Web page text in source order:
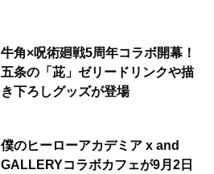
牛角×呪術廻戦5周年コラボ開幕！
五条の「茈」ゼリードリンクや描
き下ろしグッズが登場
僕のヒーローアカデミア x and
GALLERYコラボカフェが9月2日